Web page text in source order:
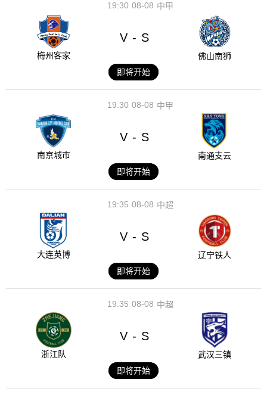
08-08
19:30 中甲
梅州客家
V - S
佛山南狮
即将开始
08-08
19:30 中甲
南京城市
V - S
南通支云
即将开始
08-08
19:35 中超
大连英博
V - S
辽宁铁人
即将开始
08-08
19:35 中超
浙江队
V - S
武汉三镇
即将开始